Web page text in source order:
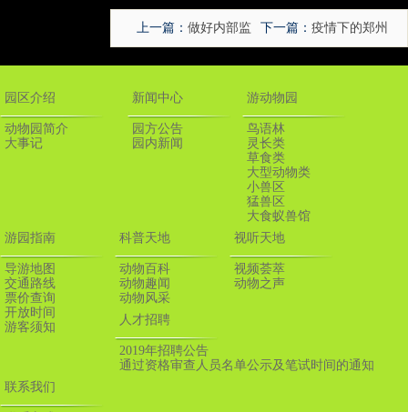
上一篇：做好内部监
控，坚决打胜疫情防控
下一篇： 疫情下的郑州
市动物园
园区介绍
动物园简介
大事记
新闻中心
园方公告
园内新闻
游动物园
鸟语林
灵长类
草食类
大型动物类
小兽区
猛兽区
大食蚁兽馆
游园指南
导游地图
交通路线
票价查询
开放时间
游客须知
科普天地
动物百科
动物趣闻
动物风采
视听天地
视频荟萃
动物之声
人才招聘
2019年招聘公告
通过资格审查人员名单公示及笔试时间的通知
联系我们